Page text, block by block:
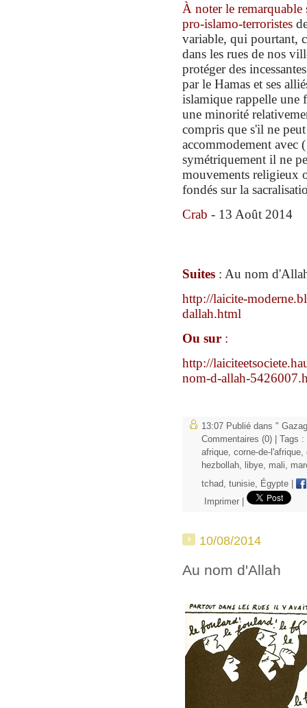
À noter le remarquable
pro-islamo-terroristes
variable, qui pourtant,
dans les rues de nos
protéger des
par le Hamas et ses allié
islamique rappelle une
une minorité
compris que s'il ne
accommodement avec
symétriquement il ne
mouvements religieux
fondés sur la
Crab - 13 Août 2014
Suites : Au nom
http://laicite-
dallah.html
Ou sur :
http://
nom-d-allah-
13:07 Publié dans "
Commentaires (0) | Tags :
afrique corne-de-l'afrique
hezbollah
libye mali
tchad
tunisie Égypte
Imprimer
10/08/2014
Au nom d'Allah